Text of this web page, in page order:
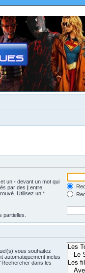
un - devant un mot qui
par des | entre
Utilisez un *
partielles.
vous souhaitez
automatiquement inclus
dans les